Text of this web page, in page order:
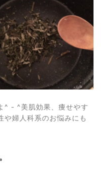
^ - ^美肌効果、痩せやす
や婦人科系のお悩みにも